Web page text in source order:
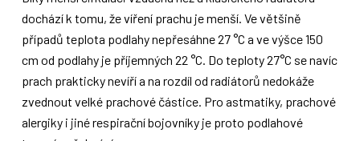
dochází k tomu, že víření prachu je menší. Ve většině
případů teplota podlahy nepřesáhne 27 °C a ve výšce 150
cm od podlahy je příjemných 22 °C. Do teploty 27°C se navíc
prach prakticky nevíří a na rozdíl od radiátorů nedokáže
zvednout velké prachové částice. Pro astmatiky, prachové
alergiky i jiné respirační bojovníky je proto podlahové